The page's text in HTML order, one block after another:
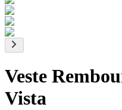
Veste
Vista